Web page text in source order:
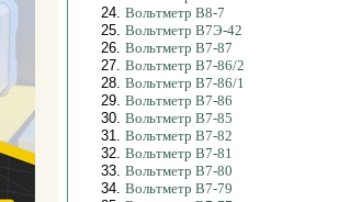
24. Вольтметр В8-7
25. Вольтметр В7Э-42
26. Вольтметр В7-87
27. Вольтметр В7-86/2
28. Вольтметр В7-86/1
29. Вольтметр В7-86
30. Вольтметр В7-85
31. Вольтметр В7-82
32. Вольтметр В7-81
33. Вольтметр В7-80
34. Вольтметр В7-79